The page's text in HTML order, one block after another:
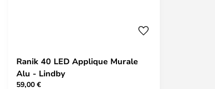
Ranik 40 LED Applique Murale
Alu - Lindby
59,00 €